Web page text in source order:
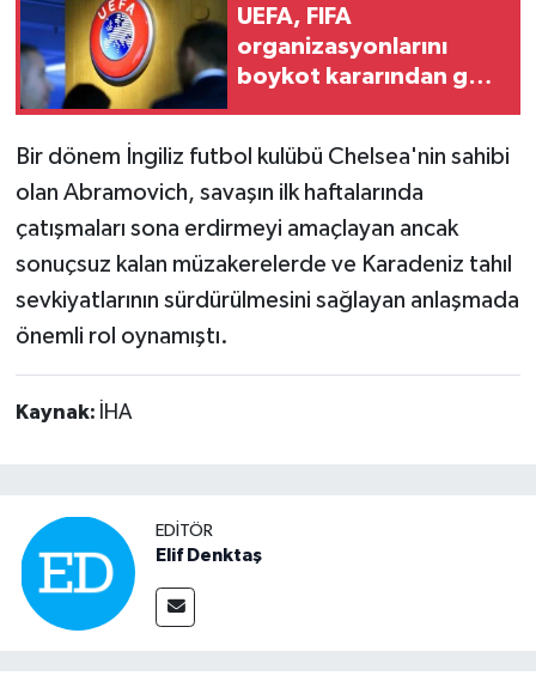
UEFA, FIFA
organizasyonlarını
boykot kararından geri
Bir dönem İngiliz futbol kulübü Chelsea'nin sahibi
olan Abramovich, savaşın ilk haftalarında
çatışmaları sona erdirmeyi amaçlayan ancak
sonuçsuz kalan müzakerelerde ve Karadeniz tahıl
sevkiyatlarının sürdürülmesini sağlayan anlaşmada
önemli rol oynamıştı.
Kaynak: İHA
EDITÖR
Elif Denktaş